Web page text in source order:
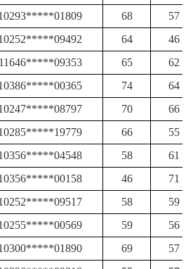
68
57
64
46
11646*****09353 65
62
74
64
70
66
66
55
58
61
46
71
58
59
59
56
69
57